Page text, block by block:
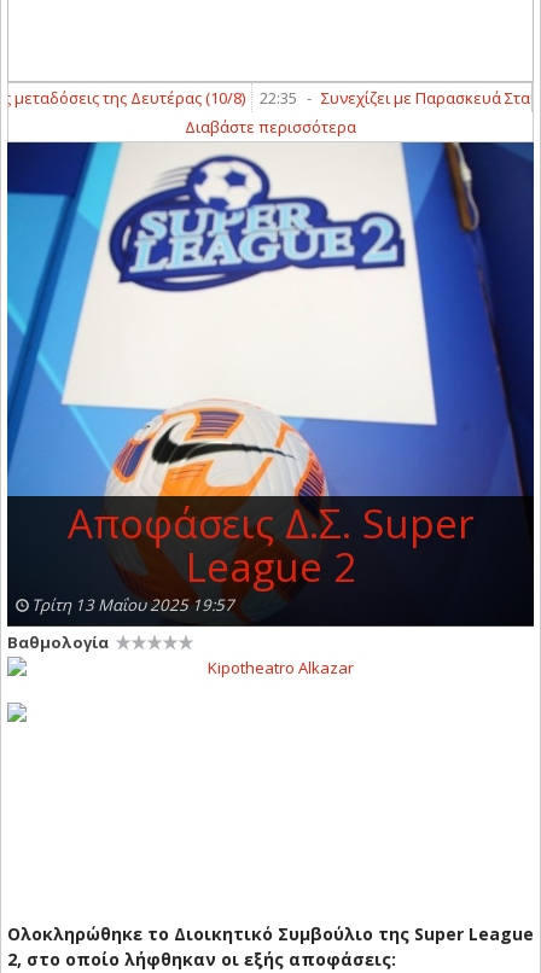
της Δευτέρας (10/8) 22:35 - Συνεχίζει με Παρασκευά Σταύρο
Διαβάστε περισσότερα
Αποφάσεις Δ.Σ. Super
League 2
Τρίτη 13 Μαΐου 2025 19:57
Βαθμολογία
Ολοκληρώθηκε το Διοικητικό Συμβούλιο της Super League
2, στο οποίο λήφθηκαν οι εξής αποφάσεις: